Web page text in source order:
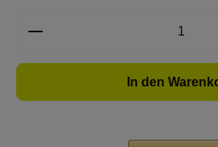
Produkt Anzahl: Gib
In den